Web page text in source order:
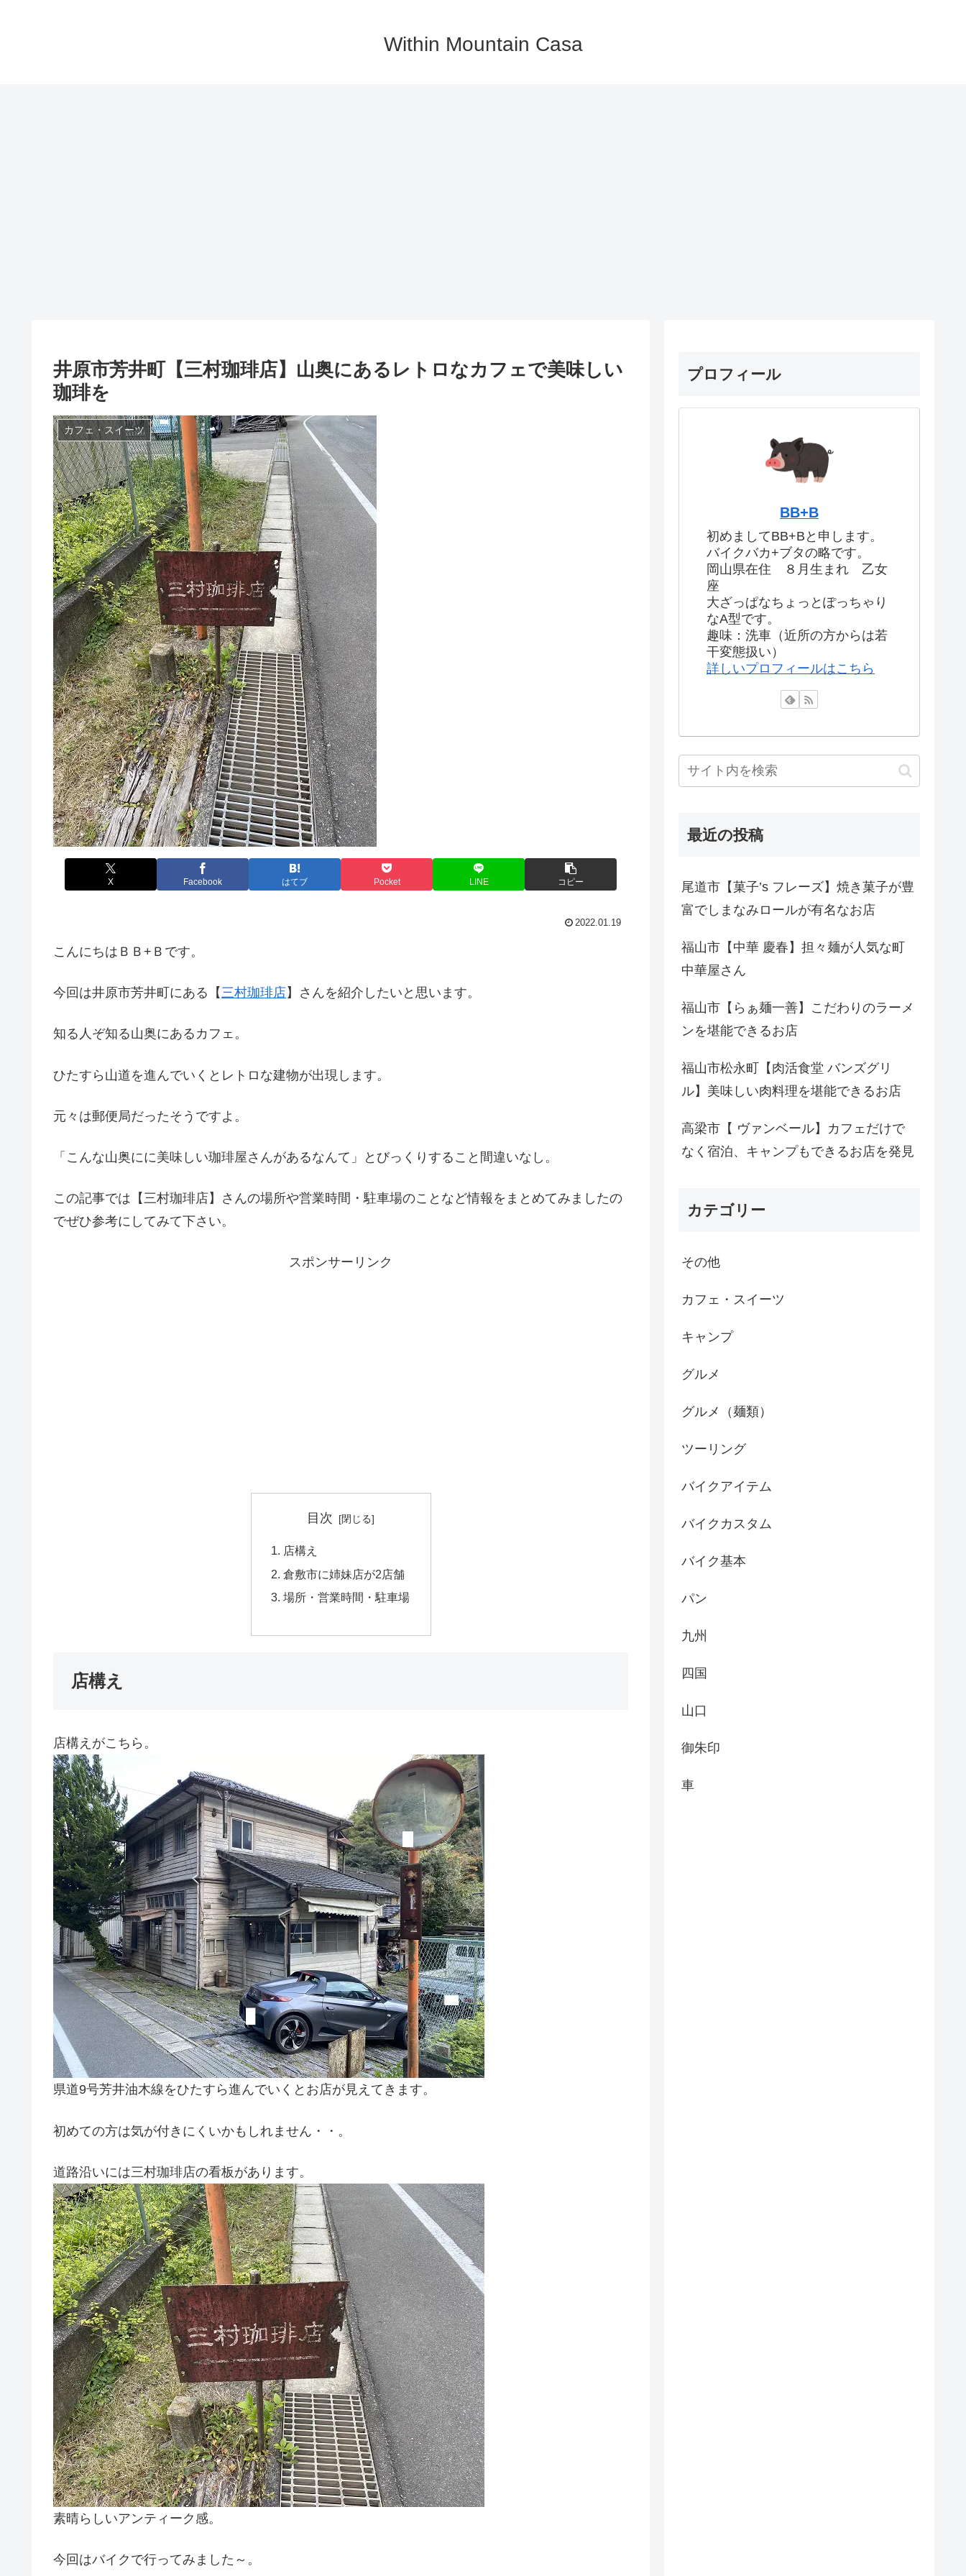
Within Mountain Casa
井原市芳井町【三村珈琲店】山奥にあるレトロなカフェで美味しい
珈琲を
カフェ・スイーツ
X Facebook はてブ Pocket LINE コピー
2022.01.19
こんにちはＢＢ+Ｂです。
今回は井原市芳井町にある【三村珈琲店】さんを紹介したいと思います。
知る人ぞ知る山奥にあるカフェ。
ひたすら山道を進んでいくとレトロな建物が出現します。
元々は郵便局だったそうですよ。
「こんな山奥にに美味しい珈琲屋さんがあるなんて」とびっくりすること間違いなし。
この記事では【三村珈琲店】さんの場所や営業時間・駐車場のことなど情報をまとめてみましたの
でぜひ参考にしてみて下さい。
スポンサーリンク
目次
店構え
倉敷市に姉妹店が2店舗
場所・営業時間・駐車場
店構え
店構えがこちら。
県道9号芳井油木線をひたすら進んでいくとお店が見えてきます。
初めての方は気が付きにくいかもしれません・・。
道路沿いには三村珈琲店の看板があります。
素晴らしいアンティーク感。
今回はバイクで行ってみました～。
プロフィール
BB+B
初めましてBB+Bと申します。
バイクバカ+ブタの略です。
岡山県在住 ８月生まれ 乙女
座
大ざっぱなちょっとぽっちゃり
なA型です。
趣味：洗車（近所の方からは若
干変態扱い）
詳しいプロフィールはこちら
最近の投稿
尾道市【菓子’s フレーズ】焼き菓子が豊
富でしまなみロールが有名なお店
福山市【中華 慶春】担々麺が人気な町
中華屋さん
福山市【らぁ麺一善】こだわりのラーメ
ンを堪能できるお店
福山市松永町【肉活食堂 バンズグリ
ル】美味しい肉料理を堪能できるお店
高梁市【 ヴァンベール】カフェだけで
なく宿泊、キャンプもできるお店を発見
カテゴリー
その他
カフェ・スイーツ
キャンプ
グルメ
グルメ（麺類）
ツーリング
バイクアイテム
バイクカスタム
バイク基本
パン
九州
四国
山口
御朱印
車